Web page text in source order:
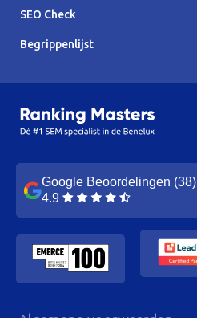
SEO Check
Begrippenlijst
Google Beoordelingen (38)
4.9